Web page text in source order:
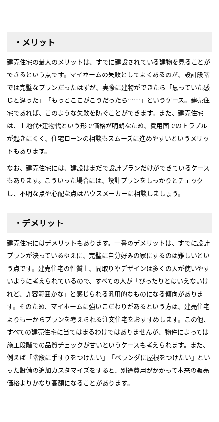
・メリット
建売住宅の最大のメリットは、すでに建設されている建物を見ることが
できるという点です。マイホームの失敗としてよくあるのが、設計段階
では完璧なプランだったはずが、実際に建物ができたら「思っていた感
じと違った」「もっとここがこうだったら……」というケース。建売住
宅であれば、このような失敗を防ぐことができます。また、建売住宅
は、土地代+建物代という形で価格が明朗なため、費用面でのトラブル
が起きにくく、住宅ローンの相談もスムーズに進めやすいというメリッ
トもあります。
なお、建売住宅には、建設はまだで設計プランだけができているケース
もあります。こういった場合には、設計プランをしっかりとチェック
し、不明な点や心配な点はハウスメーカーに相談しましょう。
・デメリット
建売住宅にはデメリットもあります。一番のデメリットは、すでに設計
プランが決っているゆえに、完璧に自分好みの家にするのは難しいとい
う点です。建売住宅の性質上、間取りやデザインは多くの人が使いやす
いように考えられているので、すべての人が「ぴったりとはいえないけ
れど、許容範囲かな」と感じられる汎用的なものになる傾向がありま
す。そのため、マイホームに強いこだわりがあるという方は、建売住宅
よりも一からプランを考えられる注文住宅をおすすめします。この他、
すべての建売住宅に当てはまるわけではありませんが、物件によっては
施工段階での品質チェックが甘いというケースも考えられます。また、
例えば「階段に手すりをつけたい」「ベランダに屋根をつけたい」とい
った設備の追加カスタマイズをすると、別途費用がかかって本来の販売
価格よりかなり高額になることがあります。